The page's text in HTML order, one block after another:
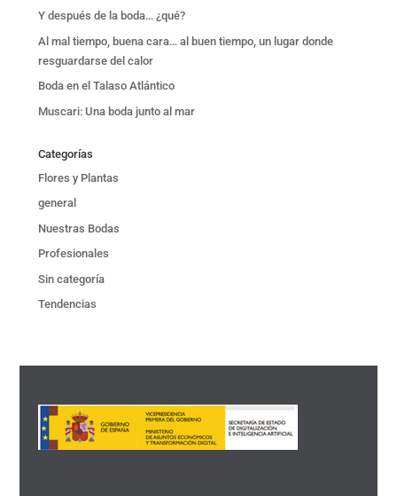
Y después de la boda… ¿qué?
Al mal tiempo, buena cara… al buen tiempo, un lugar donde
resguardarse del calor
Boda en el Talaso Atlántico
Muscari: Una boda junto al mar
Categorías
Flores y Plantas
general
Nuestras Bodas
Profesionales
Sin categoría
Tendencias